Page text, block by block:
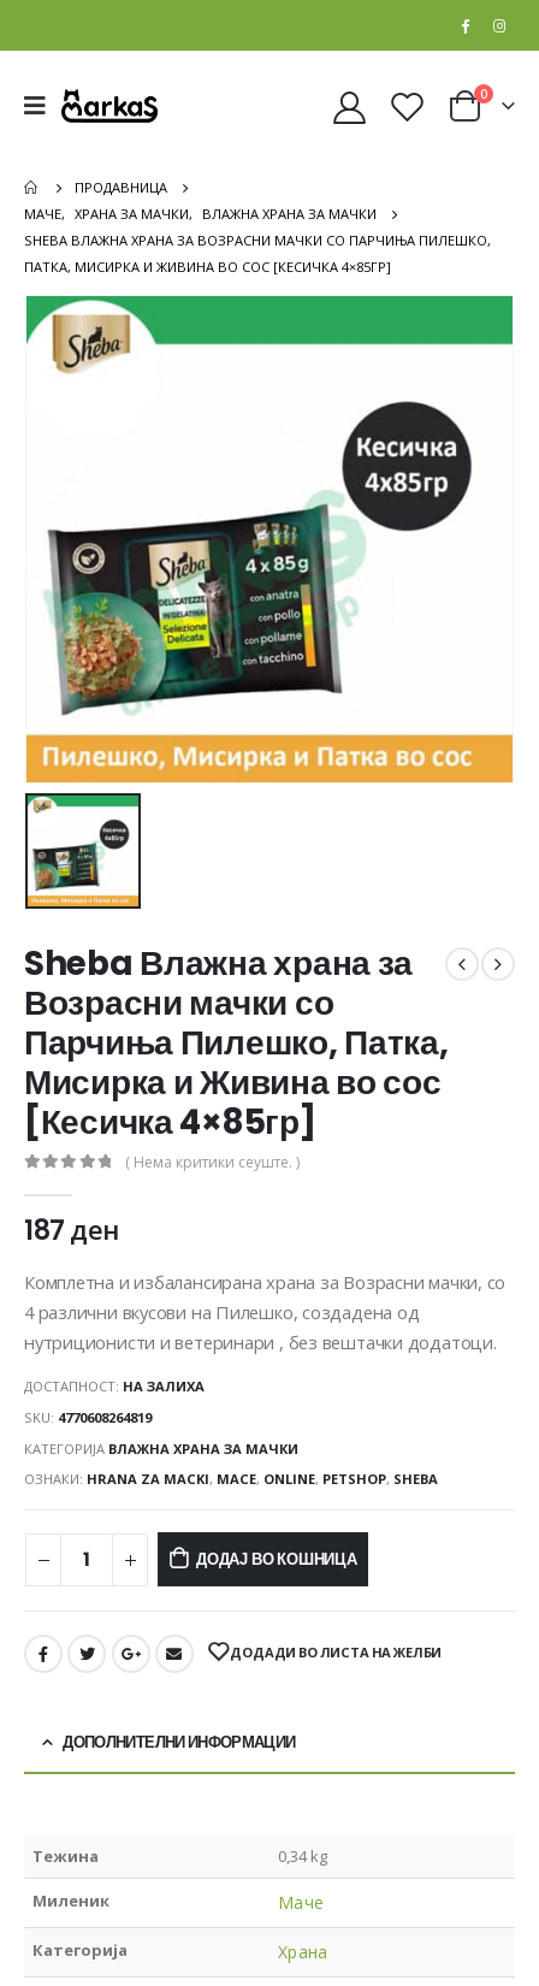
0
ПРОДАВНИЦА
МАЧЕ, ХРАНА ЗА МАЧКИ,
ВЛАЖНА ХРАНА ЗА МАЧКИ
SHEBA ВЛАЖНА ХРАНА ЗА ВОЗРАСНИ МАЧКИ СО ПАРЧИЊА ПИЛЕШКО,
ПАТКА, МИСИРКА И ЖИВИНА ВО СОС [КЕСИЧКА 4×85ГР]
Sheba Влажна храна за
Возрасни мачки со
Парчиња Пилешко, Патка,
Мисирка и Живина во сос
[Кесичка 4×85гр]
( Нема критики сеуште. )
187ден
Комплетна и избалансирана храна за Возрасни мачки, со
4 различни вкусови на Пилешко, создадена од
нутриционисти и ветеринари , без вештачки додатоци.
ДОСТАПНОСТ: НА ЗАЛИХА
SKU: 4770608264819
КАТЕГОРИЈА ВЛАЖНА ХРАНА ЗА МАЧКИ
ОЗНАКИ: HRANA ZA MACKI, MACE, ONLINE, PETSHOP, SHEBA
ДОДАЈ ВО КОШНИЦА
ДОДАДИ ВО ЛИСТА НА ЖЕЛБИ
ДОПОЛНИТЕЛНИ ИНФОРМАЦИИ
Тежина 0,34 kg
Миленик Маче
Категорија Храна